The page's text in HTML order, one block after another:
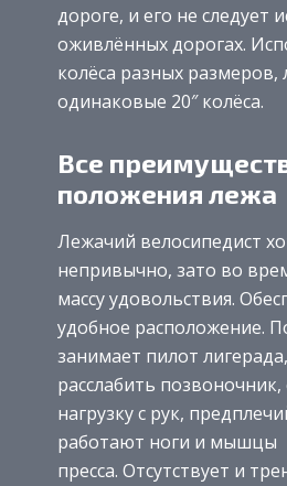
дороге, и его не следует
оживлённых дорогах.
колёса разных размеров,
одинаковые 20″ колёса.
Все
положения лежа
Лежачий велосипедист
непривычно, зато во
массу удовольствия.
удобное расположение.
занимает пилот
расслабить
нагрузку с рук,
работают ноги и мышцы
пресса. Отсутствует и